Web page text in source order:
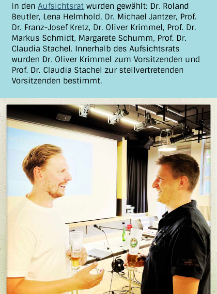
In den Aufsichtsrat wurden gewählt: Dr. Roland
Beutler, Lena Helmhold, Dr. Michael Jantzer, Prof.
Dr. Franz-Josef Kretz, Dr. Oliver Krimmel, Prof. Dr.
Markus Schmidt, Margarete Schumm, Prof. Dr.
Claudia Stachel. Innerhalb des Aufsichtsrats
wurden Dr. Oliver Krimmel zum Vorsitzenden und
Prof. Dr. Claudia Stachel zur stellvertretenden
Vorsitzenden bestimmt.